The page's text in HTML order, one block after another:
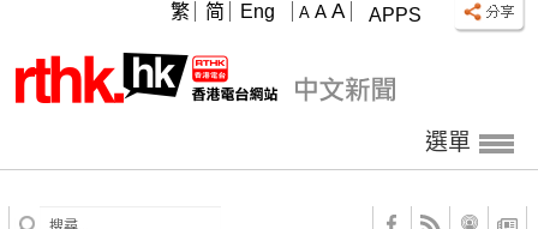
APPS
A A A
繁 简 Eng
選單
S